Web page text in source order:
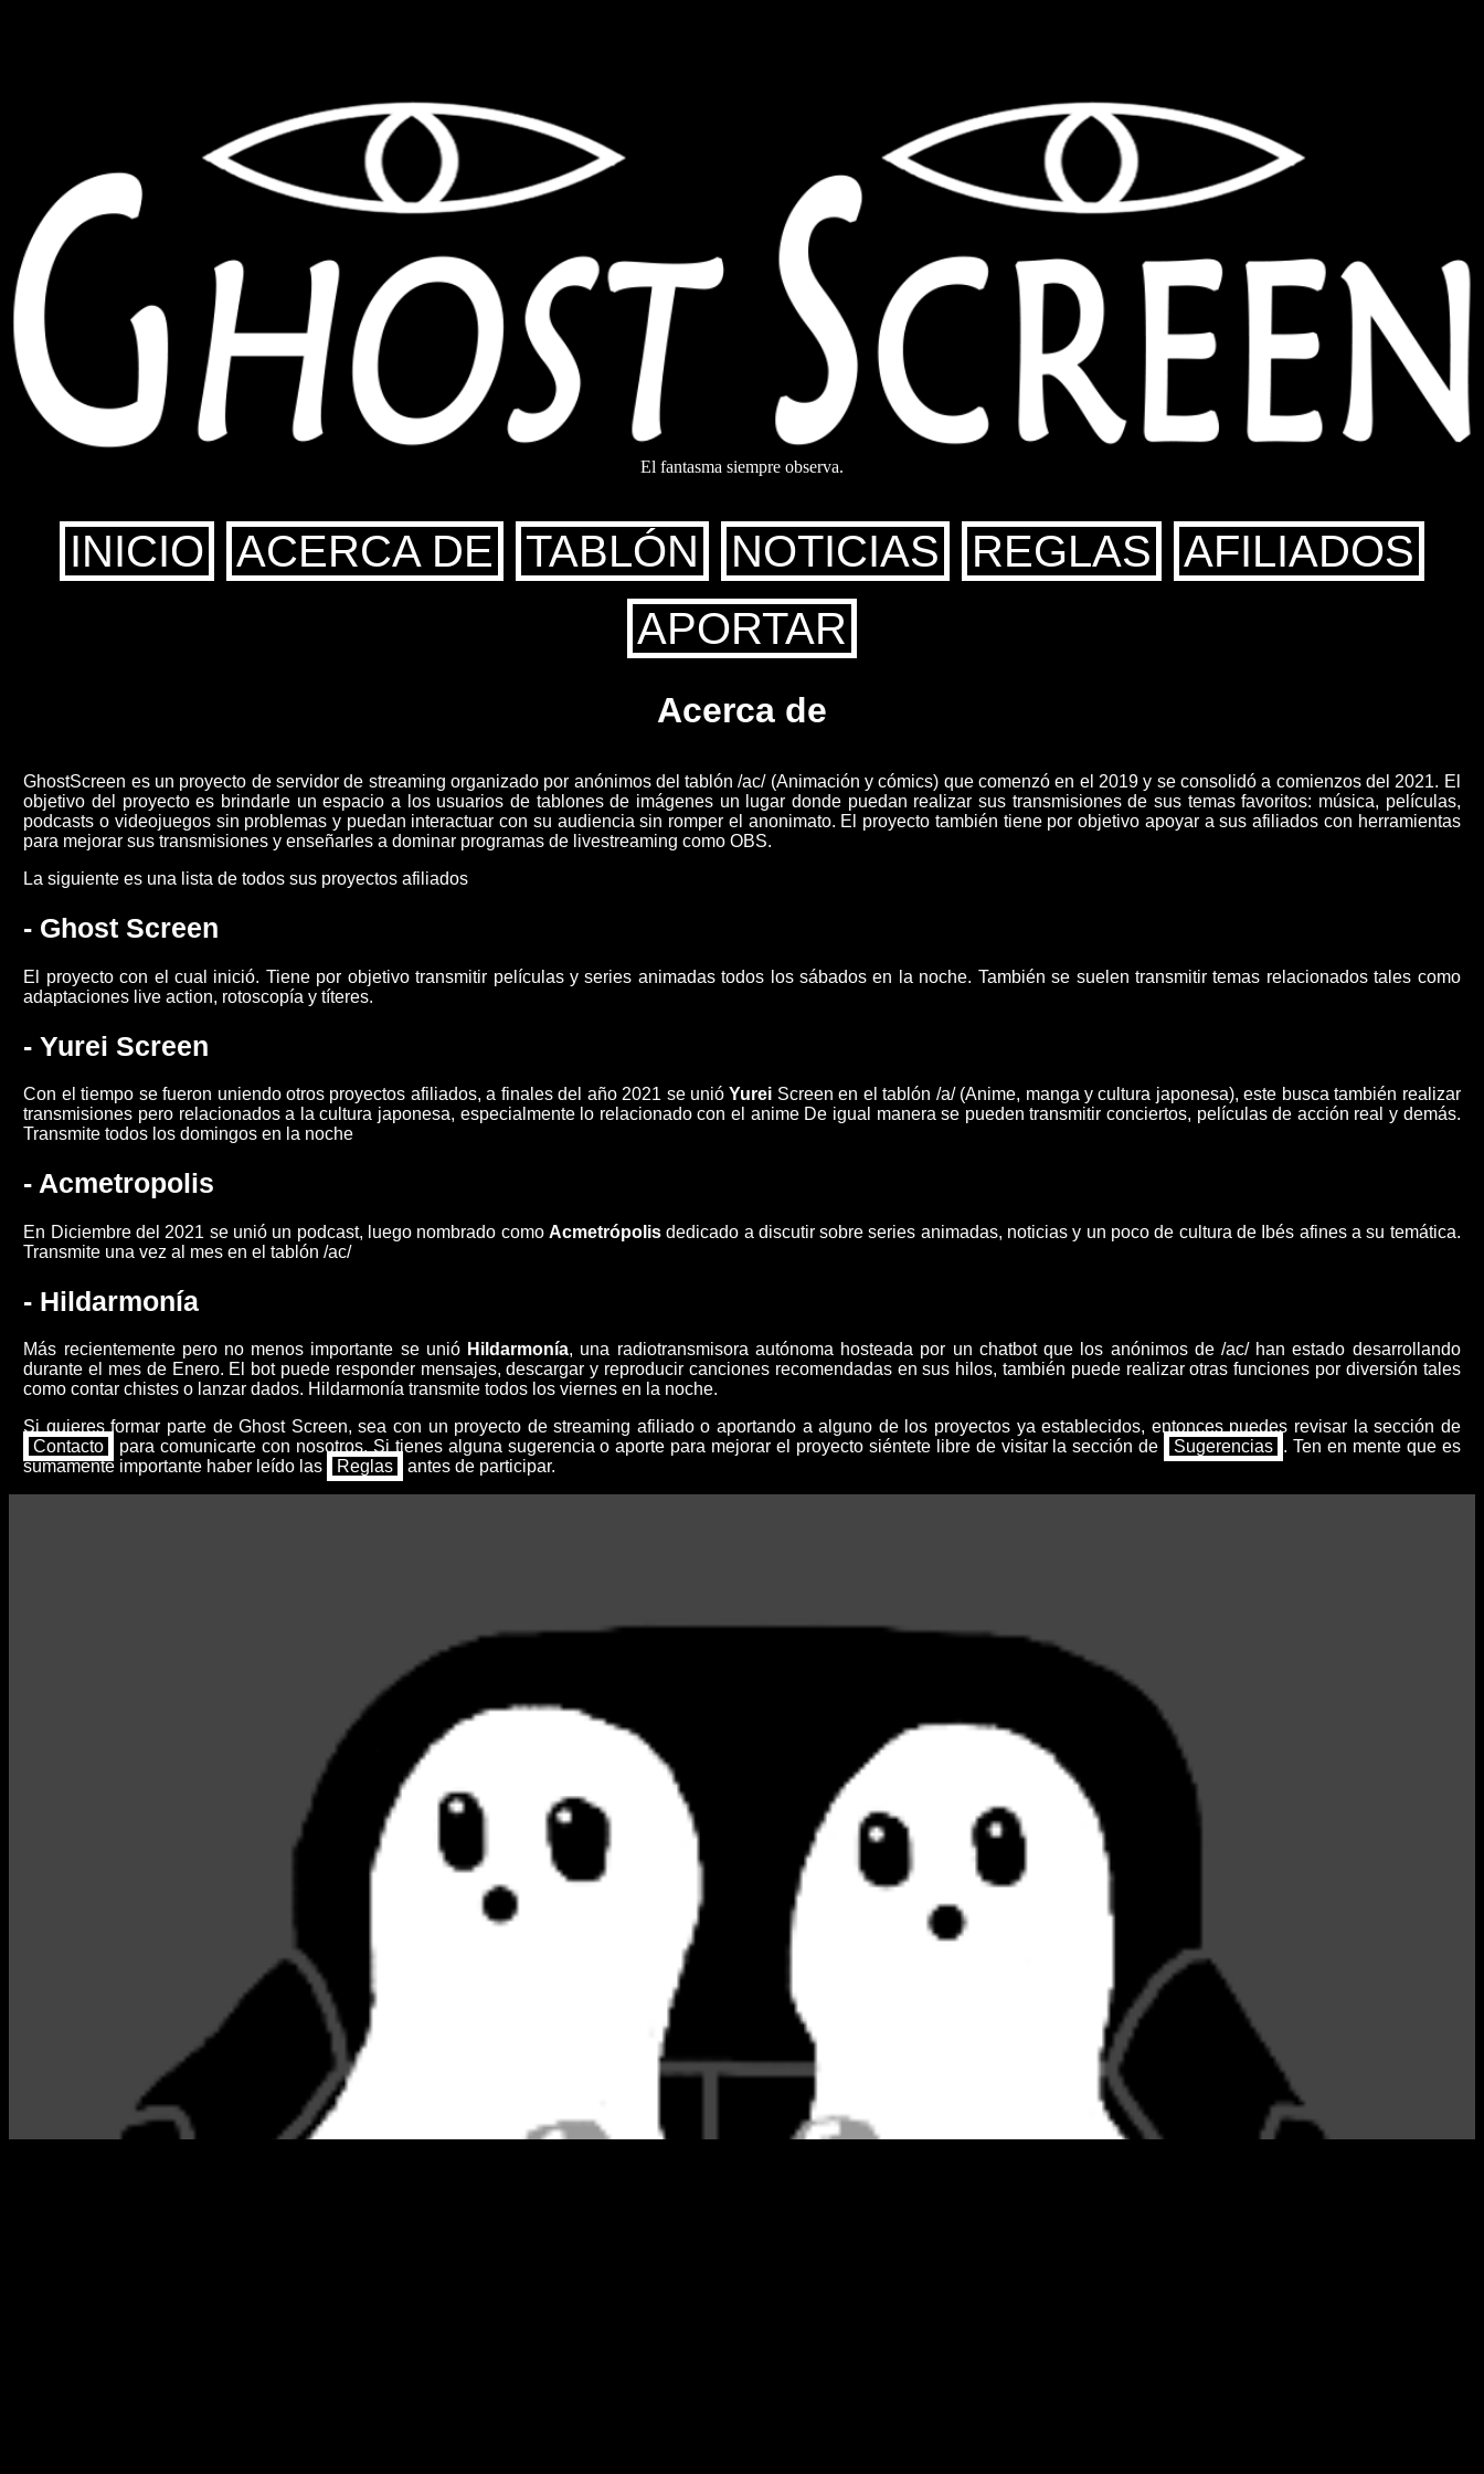
El fantasma siempre observa.
INICIO ACERCA DE TABLÓN NOTICIAS REGLAS
AFILIADOS
APORTAR
Acerca de
GhostScreen es un proyecto de servidor de streaming organizado por anónimos del tablón /ac/ (Animación y cómics) que comenzó en el 2019 y se consolidó a comienzos del 2021. El
objetivo del proyecto es brindarle un espacio a los usuarios de tablones de imágenes un lugar donde puedan realizar sus transmisiones de sus temas favoritos: música, películas,
podcasts o videojuegos sin problemas y puedan interactuar con su audiencia sin romper el anonimato. El proyecto también tiene por objetivo apoyar a sus afiliados con herramientas
para mejorar sus transmisiones y enseñarles a dominar programas de livestreaming como OBS.
La siguiente es una lista de todos sus proyectos afiliados
- Ghost Screen
El proyecto con el cual inició. Tiene por objetivo transmitir películas y series animadas todos los sábados en la noche. También se suelen transmitir temas relacionados tales como
adaptaciones live action, rotoscopía y títeres.
- Yurei Screen
Con el tiempo se fueron uniendo otros proyectos afiliados, a finales del año 2021 se unió Yurei Screen en el tablón /a/ (Anime, manga y cultura japonesa), este busca también realizar
transmisiones pero relacionados a la cultura japonesa, especialmente lo relacionado con el anime De igual manera se pueden transmitir conciertos, películas de acción real y demás.
Transmite todos los domingos en la noche
- Acmetropolis
En Diciembre del 2021 se unió un podcast, luego nombrado como Acmetrópolisdedicado a discutir sobre series animadas, noticias y un poco de cultura de Ibés afines a su temática.
Transmite una vez al mes en el tablón /ac/
- Hildarmonía
Más recientemente pero no menos importante se unió Hildarmonía, una radiotransmisora autónoma hosteada por un chatbot que los anónimos de /ac/ han estado desarrollando
durante el mes de Enero. El bot puede responder mensajes, descargar y reproducir canciones recomendadas en sus hilos, también puede realizar otras funciones por diversión tales
como contar chistes o lanzar dados. Hildarmonía transmite todos los viernes en la noche.
Si quieres formar parte de Ghost Screen, sea con un proyecto de streaming afiliado o aportando a alguno de los proyectos ya establecidos, entonces puedes revisar la sección de
Contacto
para comunicarte con nosotros. Si tienes alguna sugerencia o aporte para mejorar el proyecto siéntete libre de visitar la sección de Sugerencias . Ten en mente que es
súmamente importante haber leído las
Reglas antes de participar.